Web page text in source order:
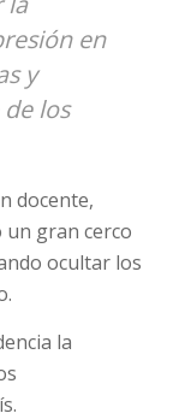
en
y
los
docente,
un gran cerco
ocultar los
la